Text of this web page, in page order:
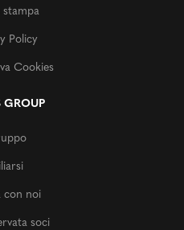
stampa
Policy
Cookies
GROUP
con noi
soci